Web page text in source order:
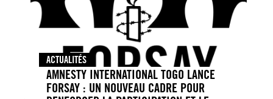
ACTUALITÉS
AMNESTY INTERNATIONAL TOGO LANCE
FORSAY : UN NOUVEAU CADRE POUR